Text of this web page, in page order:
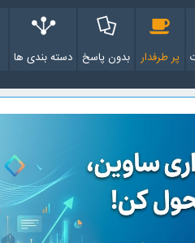
پر طرفدار بدون پاسخ دسته بندی ها